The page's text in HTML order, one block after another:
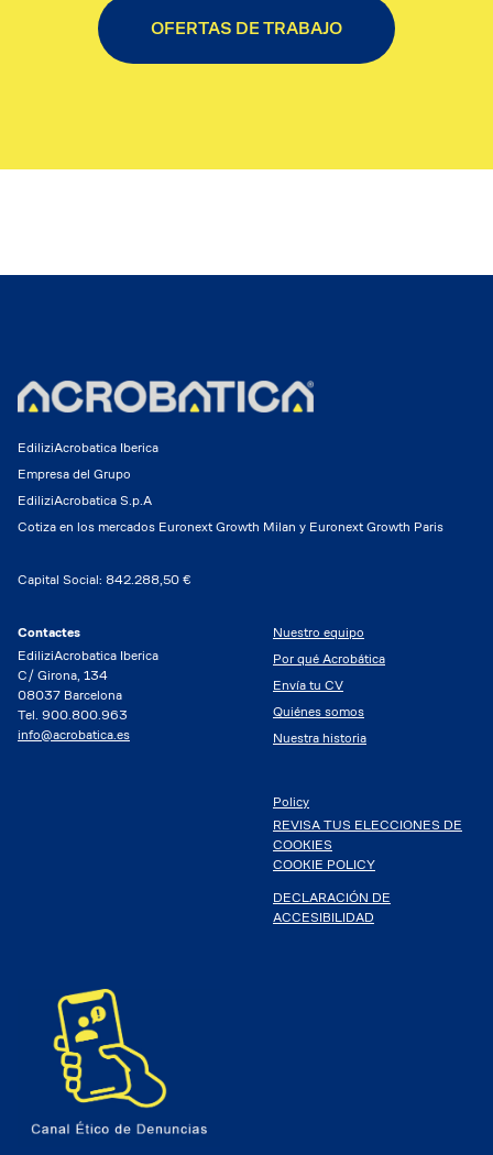
OFERTAS DE TRABAJO
EdiliziAcrobatica Iberica
Empresa del Grupo
EdiliziAcrobatica S.p.A
Cotiza en los mercados Euronext Growth Milan y Euronext Growth Paris
Capital Social: 842.288,50 €
Contactes
EdiliziAcrobatica Iberica
C/ Girona, 134
08037 Barcelona
Tel. 900.800.963
info@acrobatica.es
Nuestro equipo
Por qué Acrobática
Envía tu CV
Quiénes somos
Nuestra historia
Policy
REVISA TUS ELECCIONES DE
COOKIES
COOKIE POLICY
DECLARACIÓN DE
ACCESIBILIDAD